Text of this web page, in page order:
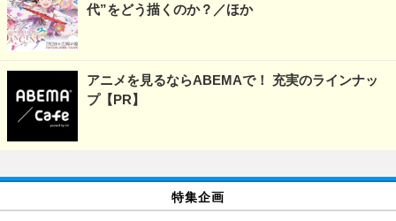
代”をどう描くのか？／ほか
アニメを見るならABEMAで！ 充実のラインナッ
プ【PR】
特集企画